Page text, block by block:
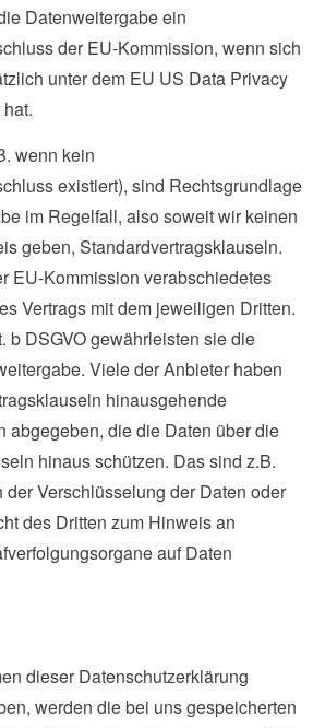
Datenweitergabe ein
der EU-Kommission, wenn sich
unter dem EU US Data Privacy
wenn kein
existiert), sind Rechtsgrundlage
im Regelfall, also soweit wir keinen
geben, Standardvertragsklauseln.
EU-Kommission verabschiedetes
Vertrags mit dem jeweiligen Dritten.
b DSGVO gewährleisten sie die
Viele der Anbieter haben
hinausgehende
abgegeben, die die Daten über die
hinaus schützen. Das sind z.B.
Verschlüsselung der Daten oder
des Dritten zum Hinweis an
auf Daten
dieser Datenschutzerklärung
werden die bei uns gespeicherten